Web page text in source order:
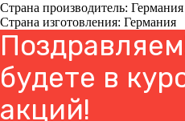
Страна производитель:
Страна изготовления: Германия
будете в
акций!